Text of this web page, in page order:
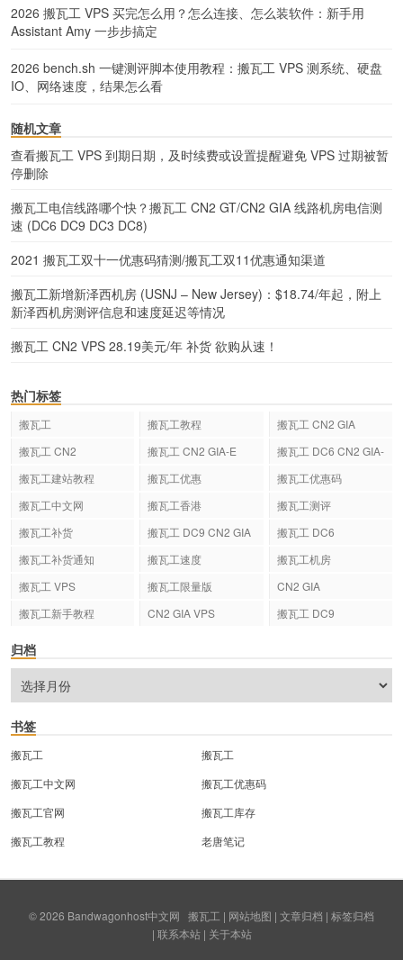
2026 搬瓦工 VPS 买完怎么用？怎么连接、怎么装软件：新手用
Assistant Amy 一步步搞定
2026 bench.sh 一键测评脚本使用教程：搬瓦工 VPS 测系统、硬盘
IO、网络速度，结果怎么看
随机文章
查看搬瓦工 VPS 到期日期，及时续费或设置提醒避免 VPS 过期被暂
停删除
搬瓦工电信线路哪个快？搬瓦工 CN2 GT/CN2 GIA 线路机房电信测
速 (DC6 DC9 DC3 DC8)
2021 搬瓦工双十一优惠码猜测/搬瓦工双11优惠通知渠道
搬瓦工新增新泽西机房 (USNJ – New Jersey)：$18.74/年起，附上
新泽西机房测评信息和速度延迟等情况
搬瓦工 CN2 VPS 28.19美元/年 补货 欲购从速！
热门标签
搬瓦工 搬瓦工教程
搬瓦工 CN2 GIA
搬瓦工 CN2
搬瓦工 CN2 GIA-E
搬瓦工 DC6 CN2 GIA-
搬瓦工建站教程 搬瓦工优惠
搬瓦工优惠码
搬瓦工中文网
搬瓦工香港
搬瓦工测评
搬瓦工补货
搬瓦工 DC9 CN2 GIA
搬瓦工 DC6
搬瓦工补货通知
搬瓦工速度
搬瓦工机房
搬瓦工 VPS
搬瓦工限量版
CN2 GIA
搬瓦工新手教程
CN2 GIA VPS 搬瓦工 DC9
归档
书签
搬瓦工
搬瓦工
搬瓦工中文网
搬瓦工优惠码
搬瓦工官网
搬瓦工库存
搬瓦工教程
老唐笔记
© 2026 Bandwagonhost中文网 搬瓦工 | 网站地图 | 文章归档 | 标签归档
| 联系本站| 关于本站